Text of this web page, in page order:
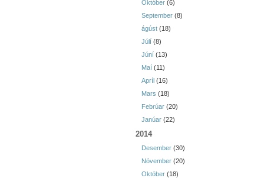
Október (6)
September (8)
ágúst (18)
Júlí (8)
Júní (13)
Maí (11)
Apríl (16)
Mars (18)
Febrúar (20)
Janúar (22)
2014
Desember (30)
Nóvember (20)
Október (18)